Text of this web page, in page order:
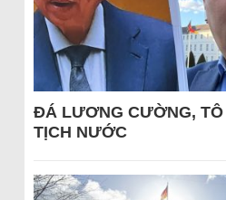
ĐÁ LƯƠNG CƯỜNG,
TỊCH NƯỚC